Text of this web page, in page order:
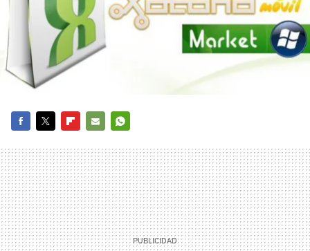
MAIL